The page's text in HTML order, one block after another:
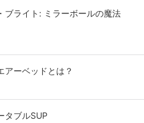
ブライト: ミラーボールの魔法
アーベッドとは？
タブルSUP